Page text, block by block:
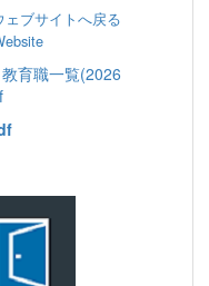
ブサイトへ戻る
育職一覧(2026